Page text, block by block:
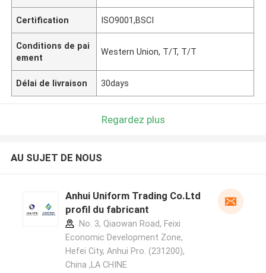
Certification ISO9001,BSCI
Conditions de pai
ement
Western Union, T/T, T/T
Délai de livraison 30days
Regardez plus
AU SUJET DE NOUS
Anhui Uniform Trading Co.Ltd
profil du fabricant
No. 3, Qiaowan Road, Feixi
Economic Development Zone,
Hefei City, Anhui Pro. (231200),
China ,LA CHINE